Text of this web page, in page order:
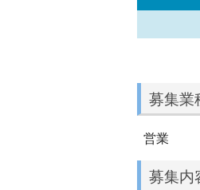
募集業
営業
募集内